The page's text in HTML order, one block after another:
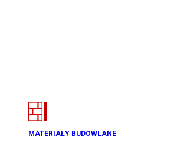
MATERIAŁY BUDOWLANE